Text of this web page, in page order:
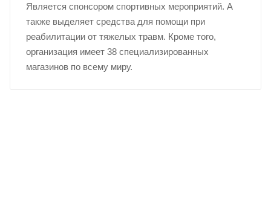
Является спонсором спортивных мероприятий. А
также выделяет средства для помощи при
реабилитации от тяжелых травм. Кроме того,
организация имеет 38 специализированных
магазинов по всему миру.